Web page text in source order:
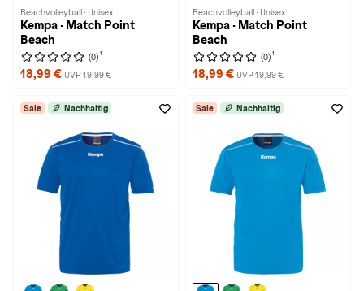
Beachvolleyball · Unisex
Kempa · Match Point
Beach
(0) 1
18,99 € UVP 19,99 €
Beachvolleyball · Unisex
Kempa · Match Point
Beach
(0) 1
18,99 € UVP 19,99 €
Sale Nachhaltig Sale Nachhaltig